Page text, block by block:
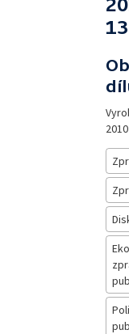
2010